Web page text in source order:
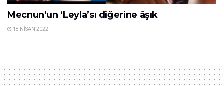
Mecnun’un ‘Leyla’sı diğerine âşık
18 NISAN 2022